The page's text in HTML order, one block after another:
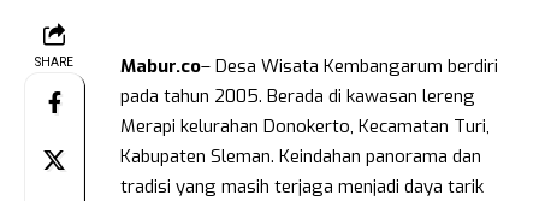
SHARE Mabur.co– Desa Wisata Kembangarum berdiri
pada tahun 2005. Berada di kawasan lereng
Merapi kelurahan Donokerto, Kecamatan Turi,
Kabupaten Sleman. Keindahan panorama dan
tradisi yang masih terjaga menjadi daya tarik